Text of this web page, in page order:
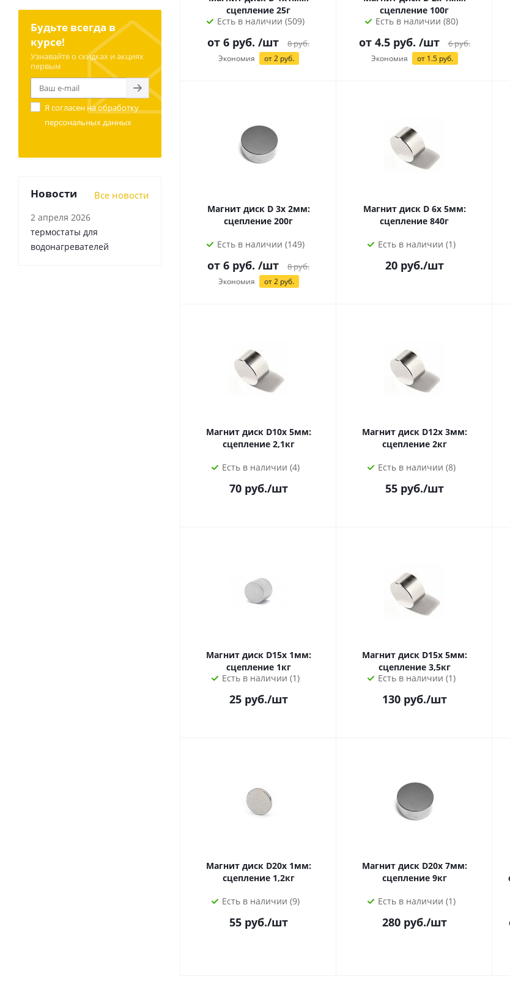
сцепление 25г
Есть в наличии (509)
от 6 руб. /шт 8руб.
Экономия от2руб.
сцепление 100г
Есть в наличии (80)
от 4.5 руб. /шт 6руб.
Экономия от 1.5 руб.
Магнит диск D 3х 2мм:
сцепление 200г
Есть в наличии (149)
от 6 руб. /шт 8руб.
Экономия от2руб.
Магнит диск D 6х 5мм:
сцепление 840г
Есть в наличии (1)
20руб./шт
Магнит диск D10х 5мм:
сцепление 2,1кг
Есть в наличии (4)
70руб./шт
Магнит диск D12х 3мм:
сцепление 2кг
Есть в наличии (8)
55руб./шт
Магнит диск D15х 1мм:
сцепление 1кг
Есть в наличии (1)
25руб./шт
Магнит диск D15х 5мм:
сцепление 3,5кг
Есть в наличии (1)
130руб./шт
Магнит диск D20х 1мм:
сцепление 1,2кг
Есть в наличии (9)
55руб./шт
Магнит диск D20х 7мм:
сцепление 9кг
Есть в наличии (1)
280руб./шт
Будьте всегда в
курсе!
Узнавайте о скидках и акциях
первым
Я согласен наобработку
персональных данных
Новости Все новости
2 апреля 2026
термостаты для
водонагревателей